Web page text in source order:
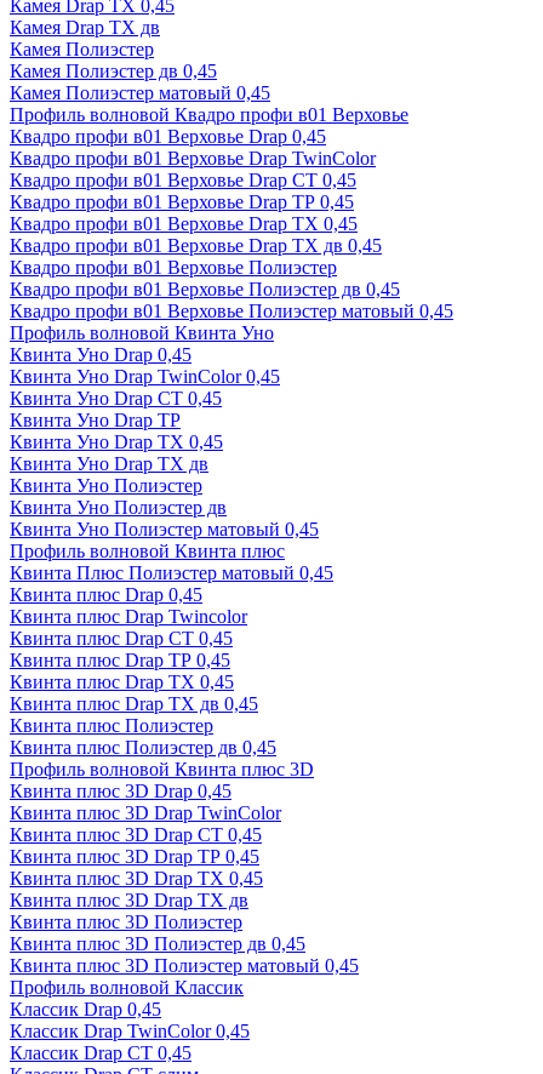
Камея Drap ТХ 0,45
Камея Drap ТХ дв
Камея Полиэстер
Камея Полиэстер дв 0,45
Камея Полиэстер матовый 0,45
Профиль волновой Квадро профи в01 Верховье
Квадро профи в01 Верховье Drap 0,45
Квадро профи в01 Верховье Drap TwinColor
Квадро профи в01 Верховье Drap СТ 0,45
Квадро профи в01 Верховье Drap ТР 0,45
Квадро профи в01 Верховье Drap ТХ 0,45
Квадро профи в01 Верховье Drap ТХ дв 0,45
Квадро профи в01 Верховье Полиэстер
Квадро профи в01 Верховье Полиэстер дв 0,45
Квадро профи в01 Верховье Полиэстер матовый 0,45
Профиль волновой Квинта Уно
Квинта Уно Drap 0,45
Квинта Уно Drap TwinColor 0,45
Квинта Уно Drap СТ 0,45
Квинта Уно Drap ТР
Квинта Уно Drap ТХ 0,45
Квинта Уно Drap ТХ дв
Квинта Уно Полиэстер
Квинта Уно Полиэстер дв
Квинта Уно Полиэстер матовый 0,45
Профиль волновой Квинта плюс
Квинта Плюс Полиэстер матовый 0,45
Квинта плюс Drap 0,45
Квинта плюс Drap Twincolor
Квинта плюс Drap СТ 0,45
Квинта плюс Drap ТР 0,45
Квинта плюс Drap ТХ 0,45
Квинта плюс Drap ТХ дв 0,45
Квинта плюс Полиэстер
Квинта плюс Полиэстер дв 0,45
Профиль волновой Квинта плюс 3D
Квинта плюс 3D Drap 0,45
Квинта плюс 3D Drap TwinColor
Квинта плюс 3D Drap СТ 0,45
Квинта плюс 3D Drap ТР 0,45
Квинта плюс 3D Drap ТХ 0,45
Квинта плюс 3D Drap ТХ дв
Квинта плюс 3D Полиэстер
Квинта плюс 3D Полиэстер дв 0,45
Квинта плюс 3D Полиэстер матовый 0,45
Профиль волновой Классик
Классик Drap 0,45
Классик Drap TwinColor 0,45
Классик Drap СТ 0,45